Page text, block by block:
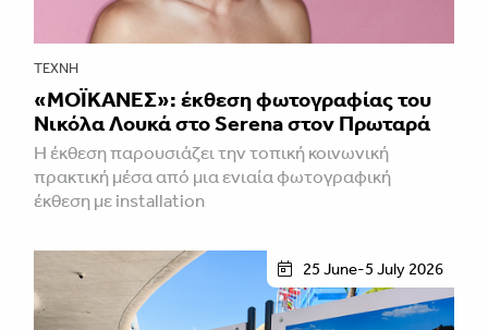
ΤΈΧΝΗ
«ΜΟΪΚΑΝΕΣ»: έκθεση φωτογραφίας του
Νικόλα Λουκά στο Serena στον Πρωταρά
H έκθεση παρουσιάζει την τοπική κοινωνική
πρακτική μέσα από μια ενιαία φωτογραφική
έκθεση με installation
25 June-5 July 2026